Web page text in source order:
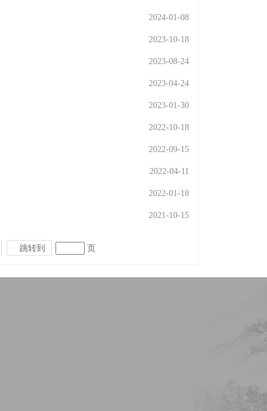
2024-01-08
2023-10-18
2023-08-24
2023-04-24
2023-01-30
2022-10-18
2022-09-15
2022-04-11
2022-01-18
2021-10-15
跳转到 页